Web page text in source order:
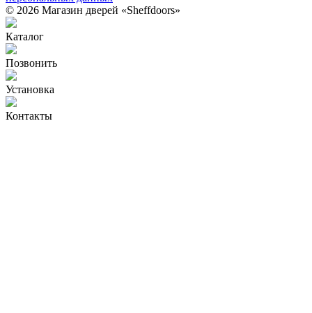
© 2026 Магазин дверей «Sheffdoors»
Каталог
Позвонить
Установка
Контакты